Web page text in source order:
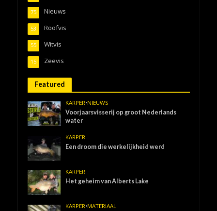
Nieuws
75
Roofvis
53
Witvis
55
Zeevis
15
Featured
KARPER•NIEUWS
Voorjaarsvisserij op groot Nederlands
water
KARPER
Een droom die werkelijkheid werd
KARPER
Het geheim van Alberts Lake
KARPER•MATERIAAL